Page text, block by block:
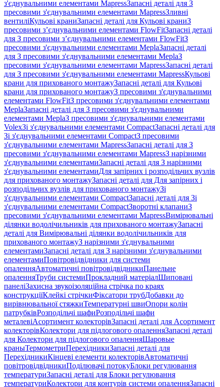
з'єднувальними елементами MapressЗапасні деталі для З
пресовими з'єднувальними елементами MapressЗливні
вентиліКульові краниЗапасні деталі для Кульові краниЗ
пресовими з’єднувальними елементами FlowFitЗапасні деталі
для З пресовими з’єднувальними елементами FlowFitЗ
пресовими з'єднувальними елементами MeplaЗапасні деталі
для З пресовими з'єднувальними елементами MeplaЗ
пресовими з'єднувальними елементами MapressЗапасні деталі
для З пресовими з'єднувальними елементами MapressКульові
крани для прихованого монтажуЗапасні деталі для Кульові
крани для прихованого монтажуЗ пресовими з'єднувальними
елементами FlowFitЗ пресовими з'єднувальними елементами
MeplaЗапасні деталі для З пресовими з'єднувальними
елементами MeplaЗ пресовими з'єднувальними елементами
VolexЗі з'єднувальними елементами CompactЗапасні деталі для
Зі з'єднувальними елементами CompactЗ пресовими
з'єднувальними елементами MapressЗапасні деталі для З
пресовими з'єднувальними елементами MapressЗ нарізними
з'єднувальними елементамиЗапасні деталі для З нарізними
з'єднувальними елементамиДля запірних і розподільчих вузлів
для прихованого монтажуЗапасні деталі для Для запірних і
розподільчих вузлів для прихованого монтажуЗі
з'єднувальними елементами CompactЗапасні деталі для Зі
з'єднувальними елементами CompactЗворотні клапаниЗ
пресовими з'єднувальними елементами MapressВимірювальні
ділянки водолічильників для прихованого монтажуЗапасні
деталі для Вимірювальні ділянки водолічильників для
прихованого монтажуЗ нарізними з'єднувальними
елементамиЗапасні деталі для З нарізними з'єднувальними
елементамиПовітровідвідники для системи
опаленняАвтоматичні повітровідвідникиПанельне
опаленняТруби системиПрокладний матеріалШиповані
панеліЗахисна звукоізоляційна стрічка по краях
конструкціїКлейкі стрічкиФіксатори трубДобавки до
вирівнювальної стяжкиТемпературні швиОпори колін
патрубківРозподільчі шафиРозподільчі шафи
металевіАсортимент колекторівЗапасні деталі для Асортимент
колекторівКолектори для підлогового опаленняЗапасні деталі
для Колектори для підлогового опаленняШаровые
краныТермометриПерехідникиЗапасні деталі для
ПерехідникиКінцеві елементи колекторівАвтоматичні
повітровідвідникиПоділювачі потокуБлоки регулювання
температуриЗапасні деталі для Блоки регулювання
температуриКолектори для контурів системи опаленняЗапасні